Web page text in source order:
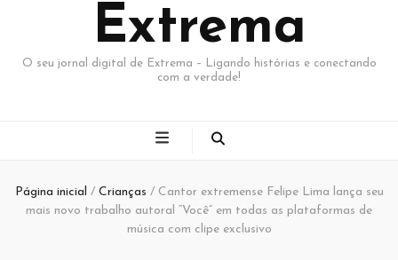
Extrema
O seu jornal digital de Extrema – Ligando histórias e conectando
com a verdade!
Página inicial / Crianças / Cantor extremense Felipe Lima lança seu
mais novo trabalho autoral “Você” em todas as plataformas de
música com clipe exclusivo